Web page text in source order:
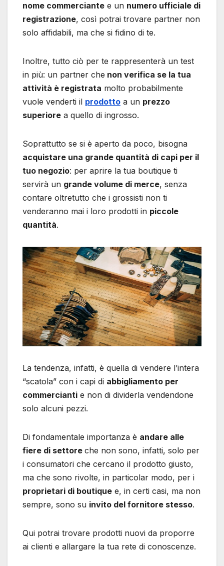
nome commerciante e un numero ufficiale di
registrazione, così potrai trovare partner non
solo affidabili, ma che si fidino di te.
Inoltre, tutto ciò per te rappresenterà un test
in più: un partner che non verifica se la tua
attività è registrata molto probabilmente
vuole venderti il prodotto a un prezzo
superiore a quello di ingrosso.
Soprattutto se si è aperto da poco, bisogna
acquistare una grande quantità di capi per il
tuo negozio: per aprire la tua boutique ti
servirà un grande volume di merce, senza
contare oltretutto che i grossisti non ti
venderanno mai i loro prodotti in piccole
quantità.
La tendenza, infatti, è quella di vendere l’intera
“scatola” con i capi di abbigliamento per
commercianti e non di dividerla vendendone
solo alcuni pezzi.
Di fondamentale importanza è andare alle
fiere di settore che non sono, infatti, solo per
i consumatori che cercano il prodotto giusto,
ma che sono rivolte, in particolar modo, per i
proprietari di boutique e, in certi casi, ma non
sempre, sono su invito del fornitore stesso.
Qui potrai trovare prodotti nuovi da proporre
ai clienti e allargare la tua rete di conoscenze.